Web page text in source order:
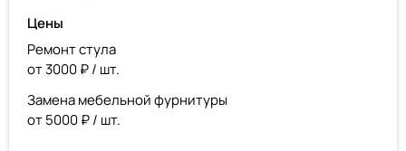
Цены
Ремонт стула
от 3000 ₽ / шт.
Замена мебельной фурнитуры
от 5000 ₽ / шт.